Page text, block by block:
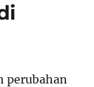
perubahan